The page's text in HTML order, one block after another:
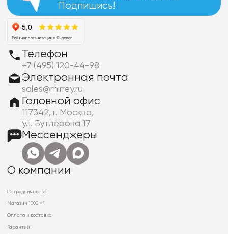
Подпишись!
Телефон
+7 (495) 120-44-98
Электронная почта
sales@mirrey.ru
Головной офис
117342, г. Москва,
ул. Бутлерова 17
Мессенджеры
О компании
Сотрудничество
Магазин 1000 м²
Оплата и доставка
Гарантии